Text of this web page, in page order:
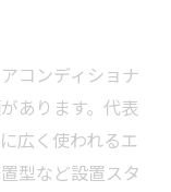
コンディショナ
あります。代表
広く使われるエ
型など設置スタ